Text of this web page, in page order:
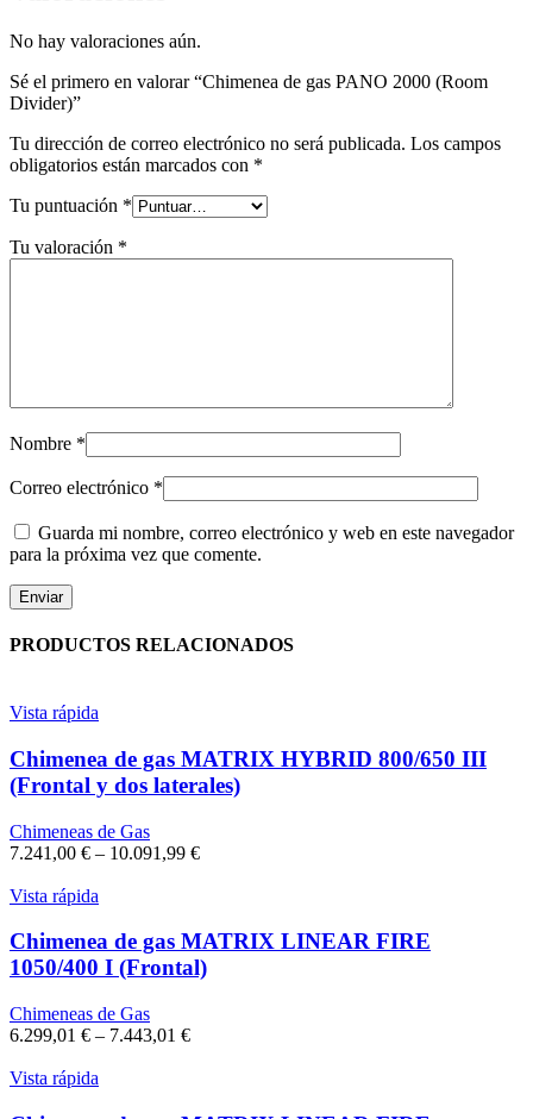
No hay valoraciones aún.
Sé el primero en valorar “Chimenea de gas PANO 2000 (Room
Divider)”
Tu dirección de correo electrónico no será publicada. Los campos
obligatorios están marcados con *
Tu puntuación *
Tu valoración *
Nombre *
Correo electrónico *
Guarda mi nombre, correo electrónico y web en este navegador
para la próxima vez que comente.
PRODUCTOS RELACIONADOS
Vista rápida
Chimenea de gas MATRIX HYBRID 800/650 III
(Frontal y dos laterales)
Chimeneas de Gas
7.241,00 € – 10.091,99 €
Vista rápida
Chimenea de gas MATRIX LINEAR FIRE
1050/400 I (Frontal)
Chimeneas de Gas
6.299,01 € – 7.443,01 €
Vista rápida